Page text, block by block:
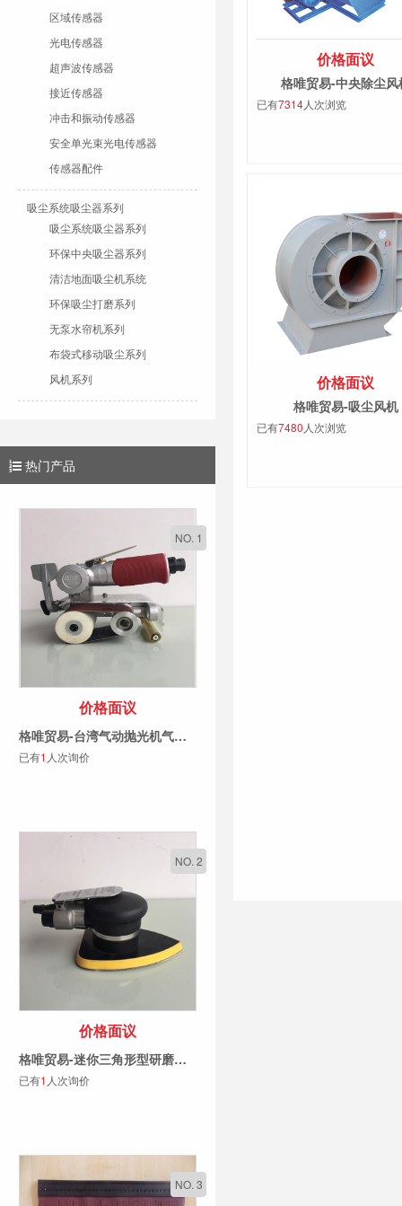
区域传感器
光电传感器
超声波传感器
接近传感器
冲击和振动传感器
安全单光束光电传感器
传感器配件
吸尘系统吸尘器系列
吸尘系统吸尘器系列
环保中央吸尘器系列
清洁地面吸尘机系统
环保吸尘打磨系列
无泵水帘机系列
布袋式移动吸尘系列
风机系列
热门产品
价格面议
格唯贸易-台湾气动抛光机气动砂带机60X260海绵轮手提式打磨抛光机拉丝机
已有1 人次询价
NO. 1
价格面议
格唯贸易-迷你三角形型研磨机打磨机砂光机砂纸机震动式
已有1 人次询价
NO. 2
NO. 3
价格面议
格唯贸易-中央除尘风
已有7314人次浏览
价格面议
格唯贸易-吸尘风机
已有7480 人次浏览